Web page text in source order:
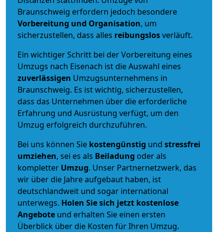
Braunschweig erfordern jedoch besondere
Vorbereitung und Organisation, um
sicherzustellen, dass alles reibungslosverläuft.
Ein wichtiger Schritt bei der Vorbereitung eines
Umzugs nach Eisenach ist die Auswahl eines
zuverlässigen Umzugsunternehmens in
Braunschweig. Es ist wichtig, sicherzustellen,
dass das Unternehmen über die erforderliche
Erfahrung und Ausrüstung verfügt, um den
Umzug erfolgreich durchzuführen.
Bei uns können Sie kostengünstig und stressfrei
umziehen, sei es als Beiladung oder als
kompletter Umzug. Unser Partnernetzwerk, das
wir über die Jahre aufgebaut haben, ist
deutschlandweit und sogar international
unterwegs. Holen Sie sich jetzt kostenlose
Angebote und erhalten Sie einen ersten
Überblick über die Kosten für Ihren Umzug.